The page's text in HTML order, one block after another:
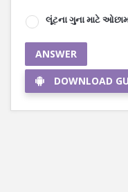
લૂંટના ગુના માટે
ANSWER
DOWNLOAD